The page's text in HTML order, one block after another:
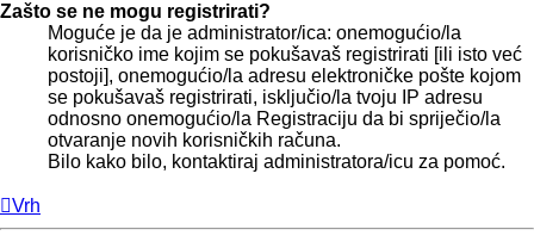
Zašto se ne mogu registrirati?
Moguće je da je administrator/ica: onemogućio/la
korisničko ime kojim se pokušavaš registrirati [ili isto već
postoji], onemogućio/la adresu elektroničke pošte kojom
se pokušavaš registrirati, isključio/la tvoju IP adresu
odnosno onemogućio/la Registraciju da bi spriječio/la
otvaranje novih korisničkih računa.
Bilo kako bilo, kontaktiraj administratora/icu za pomoć.
Vrh